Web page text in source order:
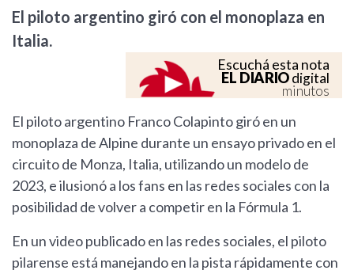
El piloto argentino giró con el monoplaza en
Italia.
Escuchá esta nota
EL DIARIOdigital
minutos
El piloto argentino Franco Colapinto giró en un
monoplaza de Alpine durante un ensayo privado en el
circuito de Monza, Italia, utilizando un modelo de
2023, e ilusionó a los fans en las redes sociales con la
posibilidad de volver a competir en la Fórmula 1.
En un video publicado en las redes sociales, el piloto
pilarense está manejando en la pista rápidamente con